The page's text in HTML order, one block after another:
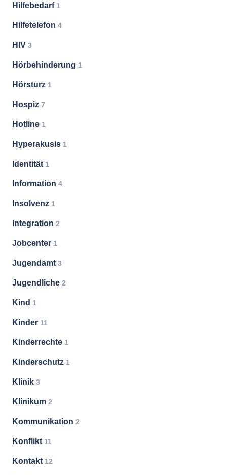
Hilfebedarf 1
Hilfetelefon 4
HIV 3
Hörbehinderung 1
Hörsturz 1
Hospiz 7
Hotline 1
Hyperakusis 1
Identität 1
Information 4
Insolvenz 1
Integration 2
Jobcenter 1
Jugendamt 3
Jugendliche 2
Kind 1
Kinder 11
Kinderrechte 1
Kinderschutz 1
Klinik 3
Klinikum 2
Kommunikation 2
Konflikt 11
Kontakt 12